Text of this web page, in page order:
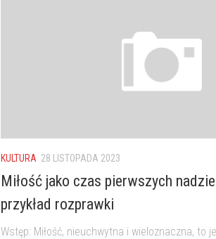
KULTURA 28 LISTOPADA 2023
Miłość jako czas pierwszych
przykład rozprawki
Wstęp: Miłość, nieuchwytna i wieloznaczna, to